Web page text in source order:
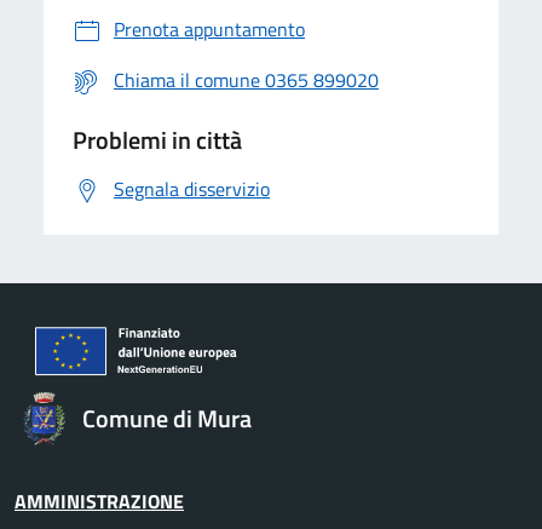
Prenota appuntamento
Chiama il comune 0365 899020
Problemi in città
Segnala disservizio
Comune di Mura
AMMINISTRAZIONE